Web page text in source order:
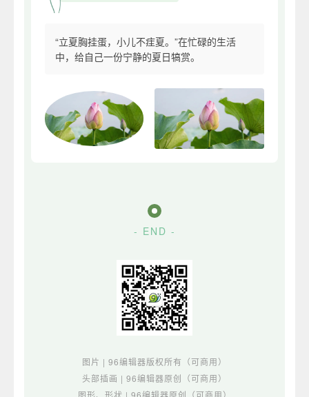
“立夏胸挂蛋，小儿不疰夏。”在忙碌的生活
中，给自己一份宁静的夏日犒赏。
- END -
图片 | 96编辑器版权所有（可商用）
头部插画 | 96编辑器原创（可商用）